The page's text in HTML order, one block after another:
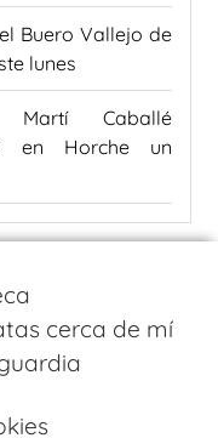
Buero Vallejo de
lunes
Martí Caballé
en Horche un
cerca de mí